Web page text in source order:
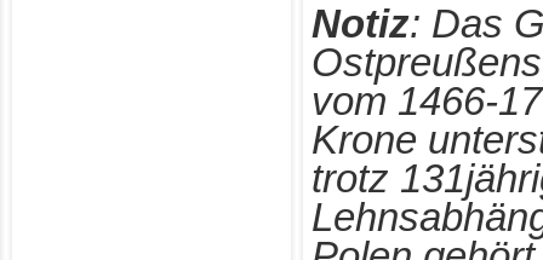
Notiz: Das
Ostpreußens
vom 1466-
Krone
trotz